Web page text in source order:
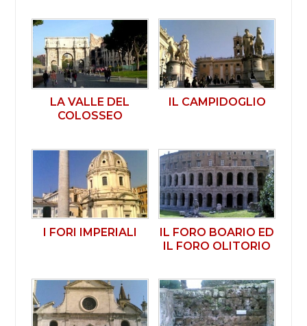
LA VALLE DEL
COLOSSEO
IL CAMPIDOGLIO
I FORI IMPERIALI
IL FORO BOARIO ED
IL FORO OLITORIO